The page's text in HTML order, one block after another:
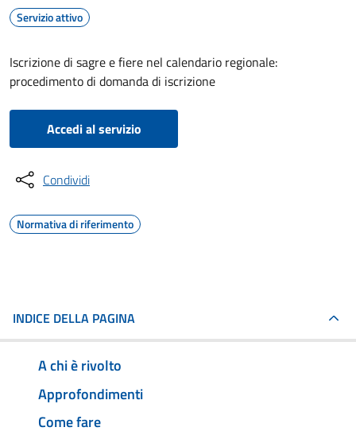
Servizio attivo
Iscrizione di sagre e fiere nel calendario regionale:
procedimento di domanda di iscrizione
Accedi al servizio
Condividi
Normativa di riferimento
INDICE DELLA PAGINA
A chi è rivolto
Approfondimenti
Come fare